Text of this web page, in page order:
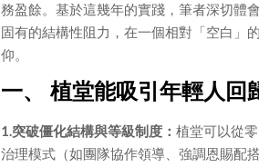
務盈餘。基於這幾年的實踐，筆者深切體
固有的結構性阻力，在一個相對「空白」
仰。
一、 植堂能吸引年輕人回
1.突破僵化結構與等級制度：植堂可以從
治理模式（如團隊協作領導、強調恩賜配